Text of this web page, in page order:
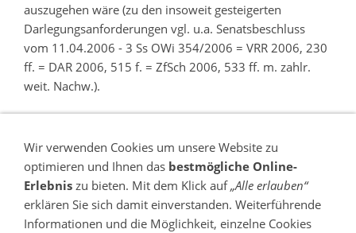
auszugehen wäre (zu den insoweit gesteigerten
Darlegungsanforderungen vgl. u.a. Senatsbeschluss
vom 11.04.2006 - 3 Ss OWi 354/2006 = VRR 2006, 230
ff. = DAR 2006, 515 f. = ZfSch 2006, 533 ff. m. zahlr.
weit. Nachw.).
Der Senat entscheidet durch Beschluss gemäß 79 Abs. 5
Satz 1 OWiG.
Gemäß 80a Abs. 1 OWiG entscheidet der Einzelrichter.
Wir verwenden Cookies um unsere Website zu
optimieren und Ihnen das bestmögliche Online-
Erlebnis zu bieten. Mit dem Klick auf„Alle erlauben“
erklären Sie sich damit einverstanden. Weiterführende
Informationen und die Möglichkeit, einzelne Cookies